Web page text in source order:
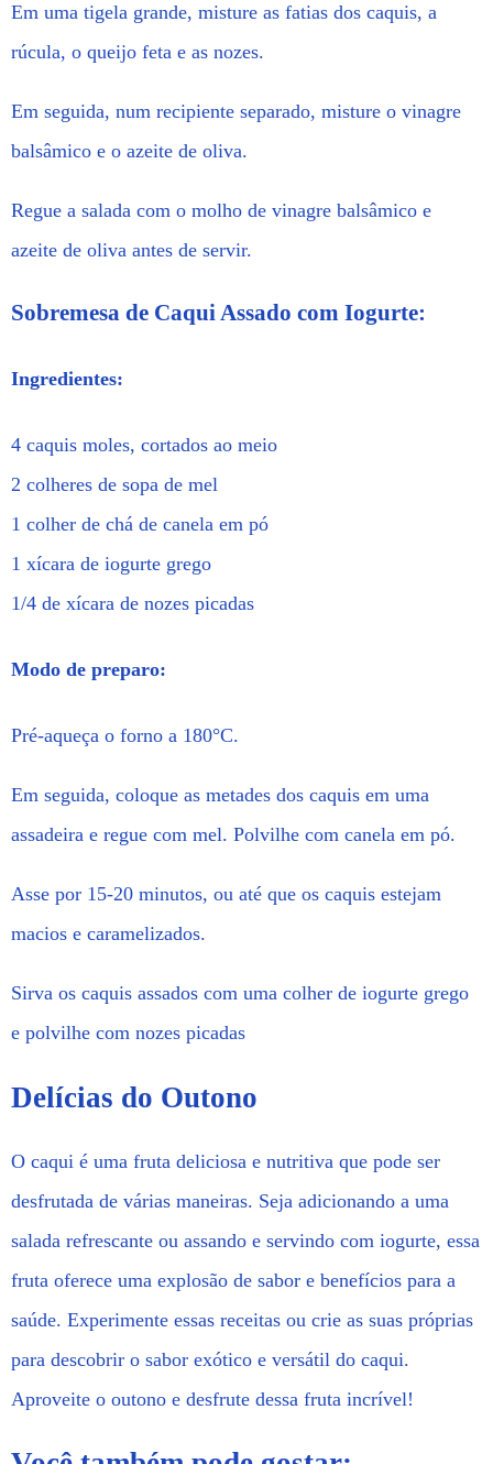
Em uma tigela grande, misture as fatias dos caquis, a
rúcula, o queijo feta e as nozes.
Em seguida, num recipiente separado, misture o vinagre
balsâmico e o azeite de oliva.
Regue a salada com o molho de vinagre balsâmico e
azeite de oliva antes de servir.
Sobremesa de Caqui Assado com Iogurte:
Ingredientes:
4 caquis moles, cortados ao meio
2 colheres de sopa de mel
1 colher de chá de canela em pó
1 xícara de iogurte grego
1/4 de xícara de nozes picadas
Modo de preparo:
Pré-aqueça o forno a 180°C.
Em seguida, coloque as metades dos caquis em uma
assadeira e regue com mel. Polvilhe com canela em pó.
Asse por 15-20 minutos, ou até que os caquis estejam
macios e caramelizados.
Sirva os caquis assados com uma colher de iogurte grego
e polvilhe com nozes picadas
Delícias do Outono
O caqui é uma fruta deliciosa e nutritiva que pode ser
desfrutada de várias maneiras. Seja adicionando a uma
salada refrescante ou assando e servindo com iogurte, essa
fruta oferece uma explosão de sabor e benefícios para a
saúde. Experimente essas receitas ou crie as suas próprias
para descobrir o sabor exótico e versátil do caqui.
Aproveite o outono e desfrute dessa fruta incrível!